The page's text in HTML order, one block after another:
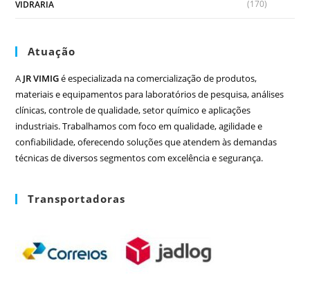
VIDRARIA (170)
Atuação
A JR VIMIGé especializada na comercialização de produtos,
materiais e equipamentos para laboratórios de pesquisa, análises
clínicas, controle de qualidade, setor químico e aplicações
industriais. Trabalhamos com foco em qualidade, agilidade e
confiabilidade, oferecendo soluções que atendem às demandas
técnicas de diversos segmentos com excelência e segurança.
Transportadoras